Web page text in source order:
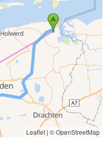
Leaflet| © OpenStreetMap